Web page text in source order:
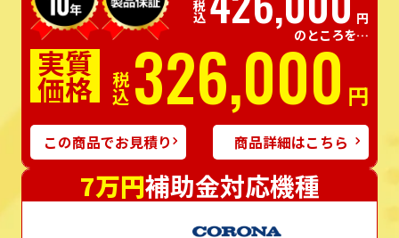
税込
円
のところを…
実質
価格 税込326,000 円
この商品でお見積り 商品詳細はこちら
7万円補助金対応機種